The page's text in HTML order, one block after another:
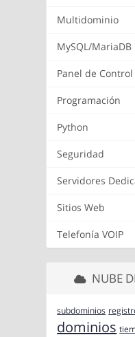
Multidominio
MySQL/MariaDB
Panel de Control
Programación
Python
Seguridad
Servidores
Sitios Web
Telefonía VOIP
NUBE
subdominios
dominios